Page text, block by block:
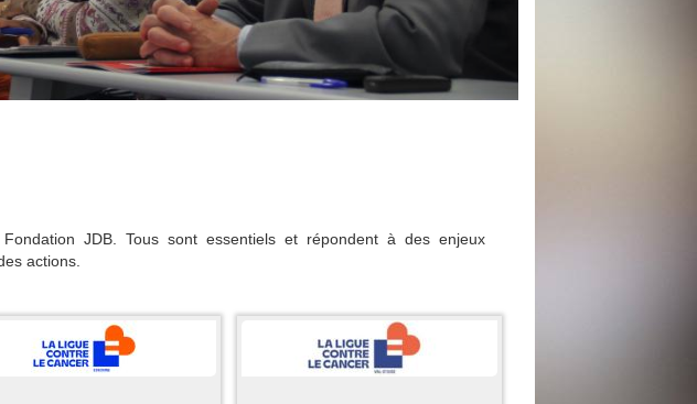
JDB. Tous sont essentiels et répondent à des enjeux
actions.